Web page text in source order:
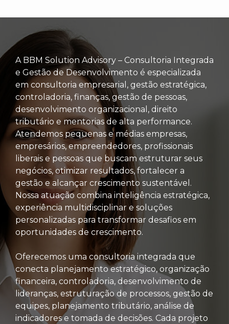
A BBM Solution Advisory – Consultoria Integrada
e Gestão de Desenvolvimento é especializada
em consultoria empresarial, gestão estratégica,
controladoria, finanças, gestão de pessoas,
desenvolvimento organizacional, direito
tributário e mentorias de alta performance.
Atendemos pequenas e médias empresas,
empresários, empreendedores, profissionais
liberais e pessoas que buscam estruturar seus
negócios, otimizar resultados, fortalecer a
gestão e alcançar crescimento sustentável.
Nossa atuação combina inteligência estratégica,
experiência multidisciplinar e soluções
personalizadas para transformar desafios em
oportunidades de crescimento.
Oferecemos uma consultoria integrada que
conecta planejamento estratégico, organização
financeira, controladoria, desenvolvimento de
lideranças, estruturação de processos, gestão de
equipes, planejamento tributário, análise de
indicadores e tomada de decisões. Cada projeto